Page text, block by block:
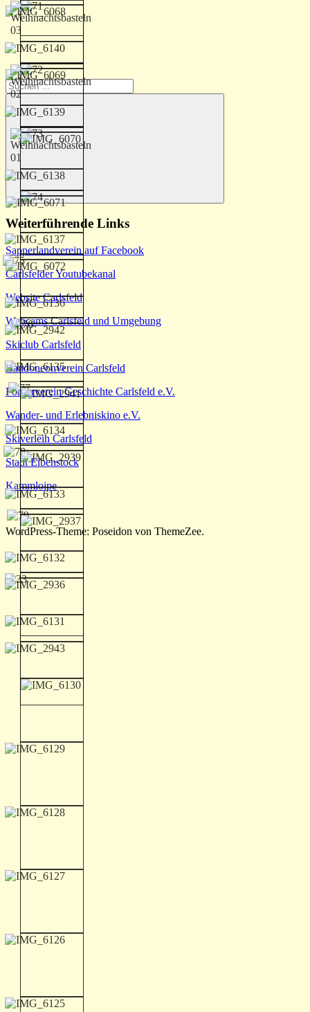
Suchen
nach:
Suchen
Weiterführende Links
Sapperlandverein auf Facebook
Carlsfelder Youtubekanal
Website Carlsfeld
Webcams Carlsfeld und Umgebung
Skiclub Carlsfeld
Bandoneonverein Carlsfeld
Förderverein Geschichte Carlsfeld e.V.
Wander- und Erlebniskino e.V.
Skiverleih Carlsfeld
Stadt Eibenstock
Kammloipe
WordPress-Theme: Poseidon von ThemeZee.